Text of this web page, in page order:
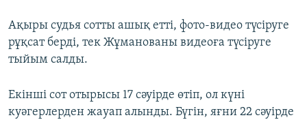
Ақыры судья сотты ашық етті, фото-видео түсіруге
рұқсат берді, тек Жұманованы видеоға түсіруге
тыйым салды.
Екінші сот отырысы 17 сәуірде өтіп, ол күні
куәгерлерден жауап алынды. Бүгін, яғни 22 сәуірде